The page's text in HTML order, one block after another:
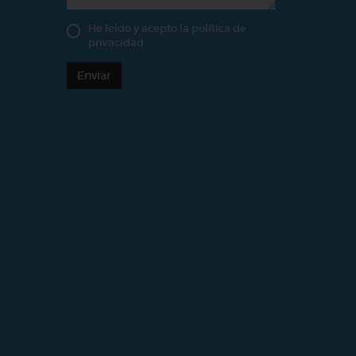
He leído y acepto la política de
privacidad
Enviar